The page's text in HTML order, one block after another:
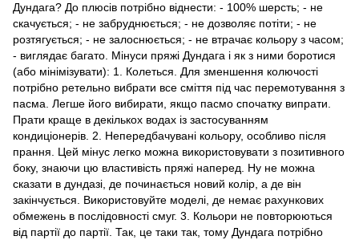
Дундага? До плюсів потрібно віднести: - 100% шерсть; - не
скачується; - не забруднюється; - не дозволяє потіти; - не
розтягується; - не залоснюється; - не втрачає кольору з часом;
- виглядає багато. Мінуси пряжі Дундага і як з ними боротися
(або мінімізувати): 1. Колеться. Для зменшення колючості
потрібно ретельно вибрати все сміття під час перемотування з
пасма. Легше його вибирати, якщо пасмо спочатку випрати.
Прати краще в декількох водах із застосуванням
кондиціонерів. 2. Непередбачувані кольору, особливо після
прання. Цей мінус легко можна використовувати з позитивного
боку, знаючи цю властивість пряжі наперед. Ну не можна
сказати в дундазі, де починається новий колір, а де він
закінчується. Використовуйте моделі, де немає рахункових
обмежень в послідовності смуг. 3. Кольори не повторюються
від партії до партії. Так, це таки так, тому Дундага потрібно